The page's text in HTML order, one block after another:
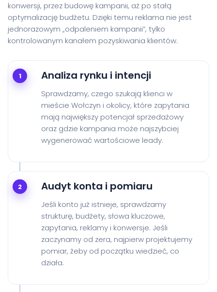
konwersji, przez budowę kampanii, aż po stałą
optymalizację budżetu. Dzięki temu reklama nie jest
jednorazowym „odpaleniem kampanii”, tylko
kontrolowanym kanałem pozyskiwania klientów.
1 Analiza rynku i intencji
Sprawdzamy, czego szukają klienci w
mieście Wołczyn i okolicy, które zapytania
mają największy potencjał sprzedażowy
oraz gdzie kampania może najszybciej
wygenerować wartościowe leady.
2 Audyt konta i pomiaru
Jeśli konto już istnieje, sprawdzamy
strukturę, budżety, słowa kluczowe,
zapytania, reklamy i konwersje. Jeśli
zaczynamy od zera, najpierw projektujemy
pomiar, żeby od początku wiedzieć, co
działa.